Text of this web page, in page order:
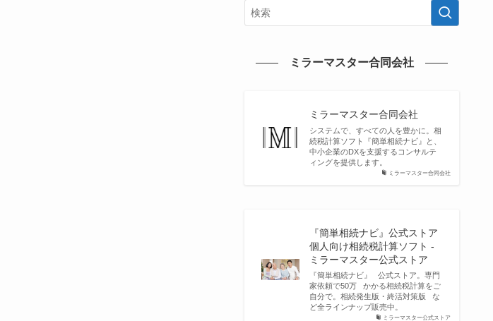
ミラーマスター合同会社
ミラーマスター合同会社
ミラーマスター合同会社
システムで、すべての人を豊かに。相
続税計算ソフト『簡単相続ナビ』と、
中小企業のDXを支援するコンサルテ
ィングを提供します。
ミラーマスター公式ストア
『簡単相続ナビ』公式ストア
個人向け相続税計算ソフト -
ミラーマスター公式ストア
『簡単相続ナビ』 公式ストア。専門
家依頼で50万 かかる相続税計算をご
自分で。相続発生版・終活対策版 な
ど全ラインナップ販売中。